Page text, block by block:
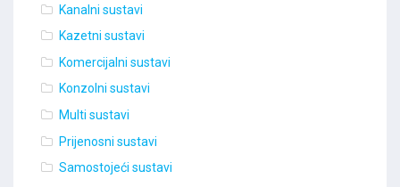
Kanalni sustavi
Kazetni sustavi
Komercijalni sustavi
Konzolni sustavi
Multi sustavi
Prijenosni sustavi
Samostojeći sustavi